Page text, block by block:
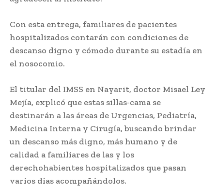
Con esta entrega, familiares de pacientes
hospitalizados contarán con condiciones de
descanso digno y cómodo durante su estadía en
el nosocomio.
El titular del IMSS en Nayarit, doctor Misael Ley
Mejía, explicó que estas sillas-cama se
destinarán a las áreas de Urgencias, Pediatría,
Medicina Interna y Cirugía, buscando brindar
un descanso más digno, más humano y de
calidad a familiares de las y los
derechohabientes hospitalizados que pasan
varios días acompañándolos.